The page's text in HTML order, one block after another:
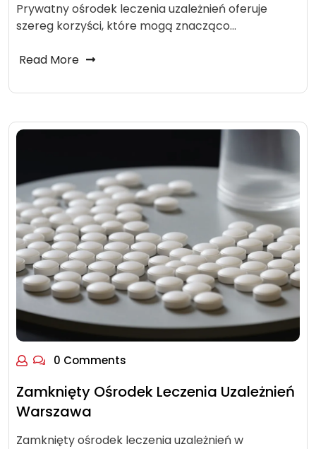
Prywatny ośrodek leczenia uzależnień oferuje
szereg korzyści, które mogą znacząco…
Read More
0 Comments
Zamknięty Ośrodek Leczenia Uzależnień
Warszawa
Zamknięty ośrodek leczenia uzależnień w